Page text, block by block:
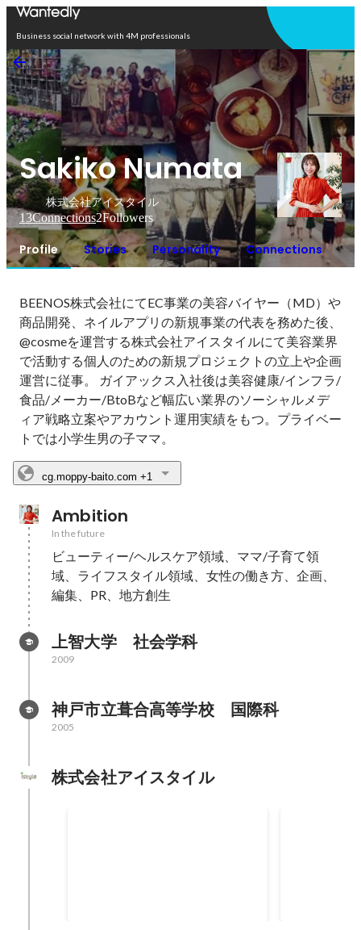
Business social network with 4M professionals
Sakiko Numata
株式会社アイスタイル
13Connections2Followers
Profile Stories Personality Connections
BEENOS株式会社にてEC事業の美容バイヤー（MD）や
商品開発、ネイルアプリの新規事業の代表を務めた後、
@cosmeを運営する株式会社アイスタイルにて美容業界
で活動する個人のための新規プロジェクトの立上や企画
運営に従事。 ガイアックス入社後は美容健康/インフラ/
食品/メーカー/BtoBなど幅広い業界のソーシャルメデ
ィア戦略立案やアカウント運用実績をもつ。プライベー
トでは小学生男の子ママ。
cg.moppy-baito.com +1
Ambition
In the future
ビューティー/ヘルスケア領域、ママ/子育て領
域、ライフスタイル領域、女性の働き方、企画、
編集、PR、地方創生
上智大学　社会学科
2009
神戸市立葺合高等学校　国際科
2005
株式会社アイスタイル